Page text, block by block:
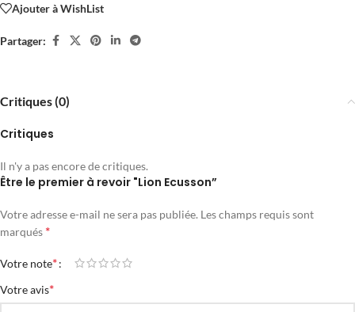
Ajouter à WishList
Partager:
Critiques (0)
Critiques
Il n'y a pas encore de critiques.
Être le premier à revoir "Lion Ecusson”
Votre adresse e-mail ne sera pas publiée. Les champs requis sont
marqués *
Votre note*
Votre avis*